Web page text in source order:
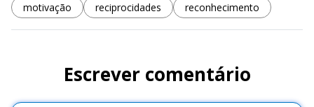
motivação
reciprocidades reconhecimento
Escrever comentário